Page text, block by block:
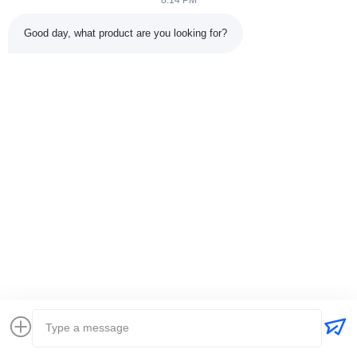
Επισκέψεις στο εργοστάσιο
Επικοινωνήστε μαζί μας
Good day, what product are you looking for?